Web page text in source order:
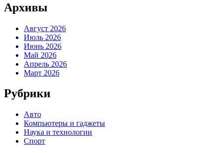
Архивы
Август 2026
Июль 2026
Июнь 2026
Май 2026
Апрель 2026
Март 2026
Рубрики
Авто
Компьютеры и гаджеты
Наука и технологии
Спорт